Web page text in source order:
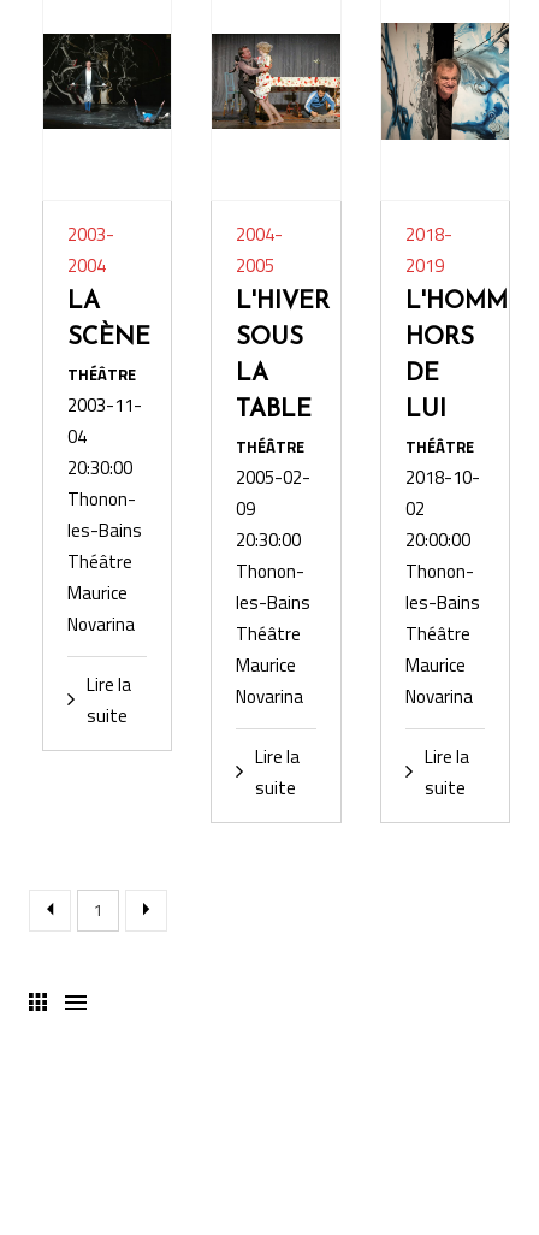
2003-
2004
LA
SCÈNE
THÉÂTRE
2003-11-
04
20:30:00
Thonon-
les-Bains
Théâtre
Maurice
Novarina
Lire la
suite
2004-
2005
L'HIVER
SOUS
LA
TABLE
THÉÂTRE
2005-02-
09
20:30:00
Thonon-
les-Bains
Théâtre
Maurice
Novarina
Lire la
suite
2018-
2019
L'HOMME
HORS
DE
LUI
THÉÂTRE
2018-10-
02
20:00:00
Thonon-
les-Bains
Théâtre
Maurice
Novarina
Lire la
suite
1